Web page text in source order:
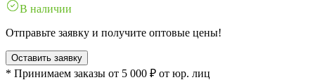
В наличии
Отправьте заявку и получите оптовые цены!
Оставить заявку
* Принимаем заказы от 5 000 ₽ от юр. лиц